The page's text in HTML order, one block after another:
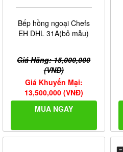
Bếp hồng ngoại Chefs
EH DHL 31A(bỏ mẫu)
Giá Hãng: 15,000,000
(VNĐ)
Giá Khuyến Mại:
13,500,000 (VNĐ)
MUA NGAY